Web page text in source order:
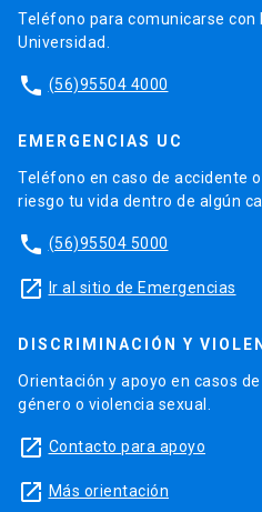
Teléfono para comunicarse con
Universidad.
phone (56)95504 4000
EMERGENCIAS UC
Teléfono en caso de accidente
riesgo tu vida dentro de algún
phone (56)95504 5000
launch Ir al sitio de Emergencias
DISCRIMINACIÓN Y
Orientación y apoyo en casos
género o violencia sexual.
launch Contacto para apoyo
launch Más orientación